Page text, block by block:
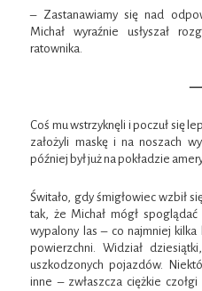
– Zastanawiamy się nad
Michał wyraźnie usłyszał
ratownika.
Coś mu wstrzyknęli i poczuł się
założyli maskę i na noszach
później był już na pokładzie
Świtało, gdy śmigłowiec wzbił
tak, że Michał mógł
wypalony las – co najmniej
powierzchni. Widział
uszkodzonych pojazdów.
inne – zwłaszcza ciężkie